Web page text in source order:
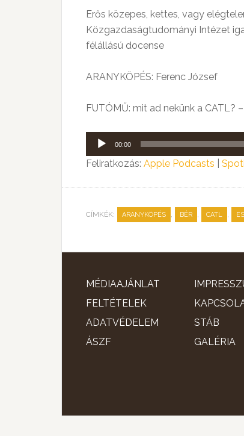
Erős közepes, kettes, vagy
Közgazdaságtudományi Intézet
félállású docense
ARANYKÖPÉS: Ferenc József
FUTÓMŰ: mit ad nekünk a CATL?
Audió
lejátszó
00:00
Feliratkozás: Apple Podcasts
CÍMKÉK: ARANYKÖPÉS , BÉR , CATL ,
MÉDIAAJÁNLAT
FELTÉTELEK
ADATVÉDELEM
ÁSZF
STÁB
GALÉRIA